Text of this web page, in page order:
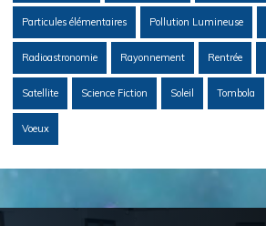
Particules élémentaires Pollution Lumineuse
Radioastronomie Rayonnement Rentrée
Satellite Science Fiction Soleil Tombola
Voeux